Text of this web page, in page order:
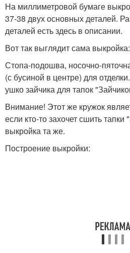
На миллиметровой бумаге
37-38 двух основных деталей.
деталей есть здесь в описании.
Вот так выглядит сама выкройка:
Стопа-подошва, носочно-
(с бусиной в центре) для
ушко зайчика для тапок
Внимание! Этот же кружок
если кто-то захочет сшить
выкройка та же.
Построение выкройки: